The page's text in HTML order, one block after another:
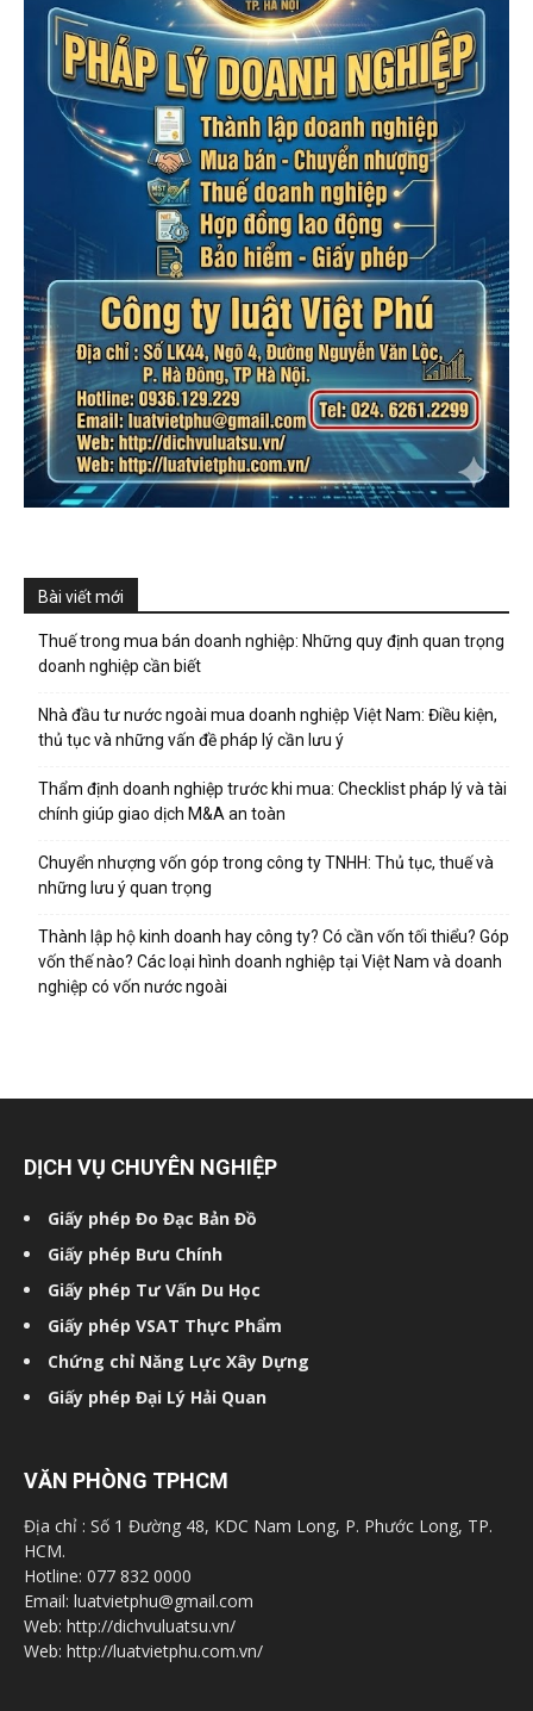
Bài viết mới
Thuế trong mua bán doanh nghiệp: Những quy định quan trọng
doanh nghiệp cần biết
Nhà đầu tư nước ngoài mua doanh nghiệp Việt Nam: Điều kiện,
thủ tục và những vấn đề pháp lý cần lưu ý
Thẩm định doanh nghiệp trước khi mua: Checklist pháp lý và tài
chính giúp giao dịch M&A an toàn
Chuyển nhượng vốn góp trong công ty TNHH: Thủ tục, thuế và
những lưu ý quan trọng
Thành lập hộ kinh doanh hay công ty? Có cần vốn tối thiểu? Góp
vốn thế nào? Các loại hình doanh nghiệp tại Việt Nam và doanh
nghiệp có vốn nước ngoài
DỊCH VỤ CHUYÊN NGHIỆP
Giấy phép Đo Đạc Bản Đồ
Giấy phép Bưu Chính
Giấy phép Tư Vấn Du Học
Giấy phép VSAT Thực Phẩm
Chứng chỉ Năng Lực Xây Dựng
Giấy phép Đại Lý Hải Quan
VĂN PHÒNG TPHCM
Địa chỉ : Số 1 Đường 48, KDC Nam Long, P. Phước Long, TP.
HCM.
Hotline: 077 832 0000
Email: luatvietphu@gmail.com
Web: http://dichvuluatsu.vn/
Web: http://luatvietphu.com.vn/